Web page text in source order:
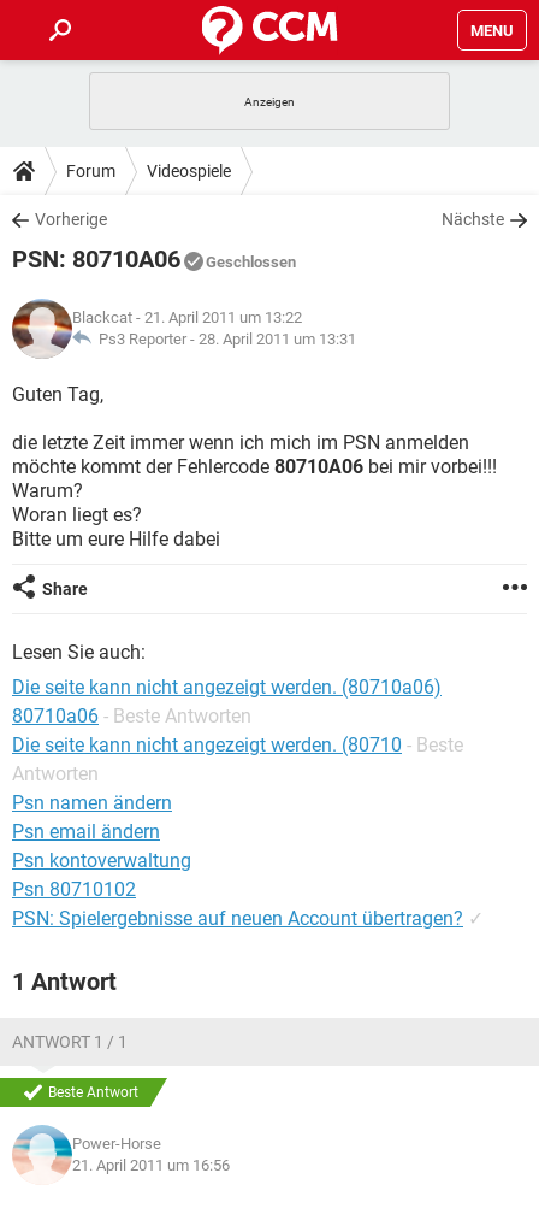
MENU
ANDROID
WINDOWS 10
WHATSAPP TIKTOK
FACEBOOK
TIPPS & TRICKS
SPIELE
WHATSAPP TIKTOK
FACEBOOK
DOWNLOADS
SPIELE STREAMING
ANDROID
WINDOWS 10 INSTAGRAM
WHATSAPP
SPIELE STREAMING
ANDROID
WINDOWS 10
WHATSAPP TIKTOK
FACEBOOK
LEXIKON
SPIELE
WINDOWS 10 INSTAGRAM
WHATSAPP
FACEBOOK
Forum Videospiele
Vorherige Nächste
PSN: 80710A06 Geschlossen
Blackcat - 21. April 2011 um 13:22
Ps3 Reporter - 28. April 2011 um 13:31
Guten Tag,
die letzte Zeit immer wenn ich mich im PSN anmelden
möchte kommt der Fehlercode 80710A06 bei mir vorbei!!!
Warum?
Woran liegt es?
Bitte um eure Hilfe dabei
Share
Lesen Sie auch:
Die seite kann nicht angezeigt werden. (80710a06)
80710a06 - Beste Antworten
Die seite kann nicht angezeigt werden. (80710 - Beste
Antworten
Psn namen ändern
Psn email ändern
Psn kontoverwaltung
Psn 80710102
PSN: Spielergebnisse auf neuen Account übertragen? ✓
1 Antwort
ANTWORT 1 / 1
Beste Antwort
Power-Horse
21. April 2011 um 16:56